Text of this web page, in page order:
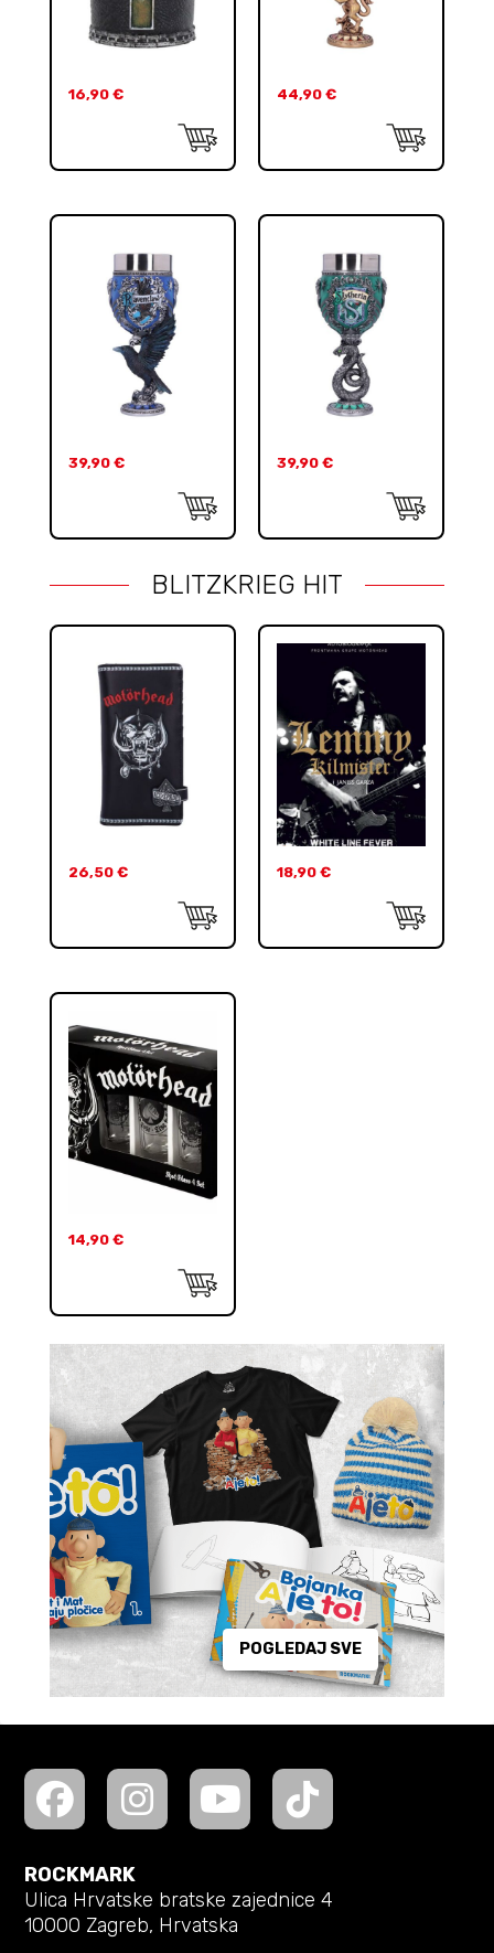
16,90 € 44,90 €
39,90 € 39,90 €
BLITZKRIEG HIT
26,50 € 18,90 €
14,90 €
POGLEDAJ SVE
ROCKMARK
Ulica Hrvatske bratske zajednice 4
10000 Zagreb, Hrvatska